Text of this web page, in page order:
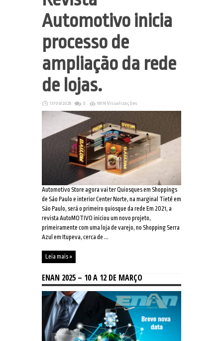
Automotivo inicia
processo de
ampliação da rede
de lojas.
13/06/2025 0 18174 Visualizações
Automotivo Store agora vai ter Quiosques em Shoppings
de São Paulo e interior Center Norte, na marginal Tietê em
São Paulo, será o primeiro quiosque da rede Em 2021, a
revista AutoMOTIVO iniciou um novo projeto,
primeiramente com uma loja de varejo, no Shopping Serra
Azul em Itupeva, cerca de ...
Leia mais »
ENAN 2025 – 10 A 12 DE MARÇO